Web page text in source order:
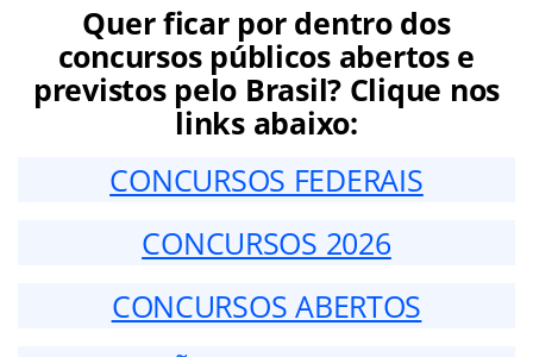
Quer ficar por dentro dos
concursos públicos abertos e
previstos pelo Brasil? Clique nos
links abaixo:
CONCURSOS FEDERAIS
CONCURSOS 2026
CONCURSOS ABERTOS